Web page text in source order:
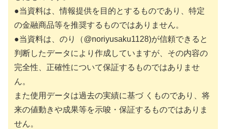
●当資料は、情報提供を目的とするものであり、特定
の金融商品等を推奨するものではありません。
●当資料は、のり（@noriyusaku1128)が信頼できると
判断したデータにより作成していますが、その内容の
完全性、正確性について保証するものではありませ
ん。
また使用データは過去の実績に基づ くものであり、将
来の値動きや成果等を示唆・保証するものではありま
せん。